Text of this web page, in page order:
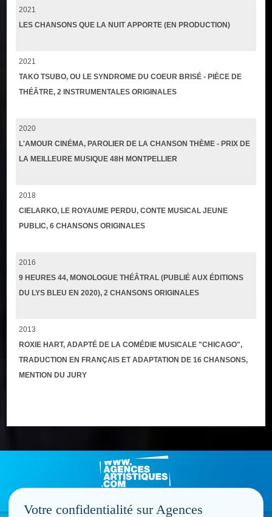
2021
LES CHANSONS QUE LA NUIT APPORTE (EN PRODUCTION)
2021
TAKO TSUBO, OU LE SYNDROME DU COEUR BRISÉ - PIÈCE DE
THÉÂTRE, 2 INSTRUMENTALES ORIGINALES
2020
L'AMOUR CINÉMA, PAROLIER DE LA CHANSON THÈME - PRIX DE
LA MEILLEURE MUSIQUE 48H MONTPELLIER
2018
CIELARKO, LE ROYAUME PERDU, CONTE MUSICAL JEUNE
PUBLIC, 6 CHANSONS ORIGINALES
2016
9 HEURES 44, MONOLOGUE THÉÂTRAL (PUBLIÉ AUX ÉDITIONS
DU LYS BLEU EN 2020), 2 CHANSONS ORIGINALES
2013
ROXIE HART, ADAPTÉ DE LA COMÉDIE MUSICALE "CHICAGO",
TRADUCTION EN FRANÇAIS ET ADAPTATION DE 16 CHANSONS,
MENTION DU JURY
Votre confidentialité sur Agences